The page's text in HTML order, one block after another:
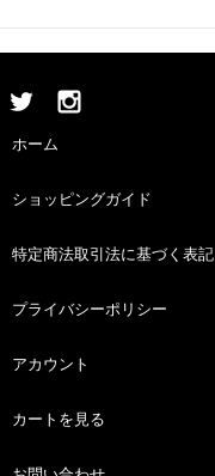
ホーム
ショッピングガイド
特定商法取引法に基づく表記
プライバシーポリシー
アカウント
カートを見る